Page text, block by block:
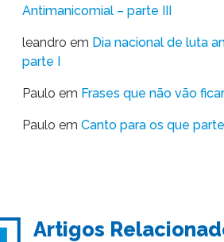
Antimanicomial – parte III
leandro em Dia nacional de luta
parte I
Paulo em Frases que não vão
Paulo em Canto para os que
Artigos